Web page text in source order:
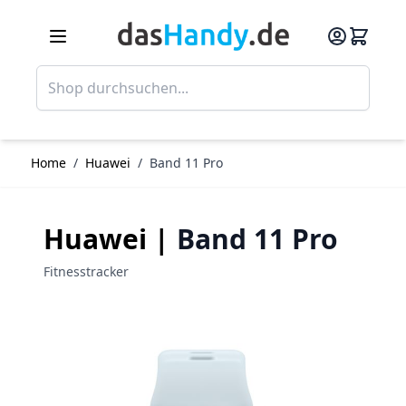
Home / Huawei / Band 11 Pro
Huawei | Band 11 Pro
Fitnesstracker